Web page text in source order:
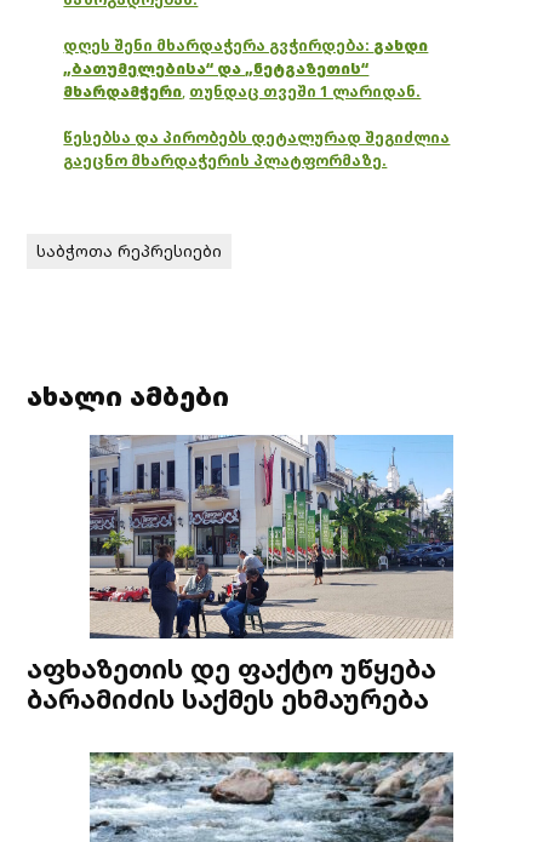
დღეს შენი მხარდაჭერა გვჭირდება: გახდი
„ბათუმელებისა“ და „ნეტგაზეთის“
მხარდამჭერი, თუნდაც თვეში 1 ლარიდან.
წესებსა და პირობებს დეტალურად შეგიძლია
გაეცნო მხარდაჭერის პლატფორმაზე.
საბჭოთა რეპრესიები
ახალი ამბები
აფხაზეთის დე ფაქტო უწყება
ბარამიძის საქმეს ეხმაურება